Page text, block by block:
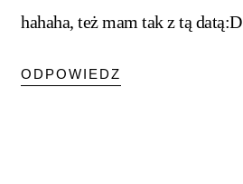
hahaha, też mam tak z tą datą:D
ODPOWIEDZ